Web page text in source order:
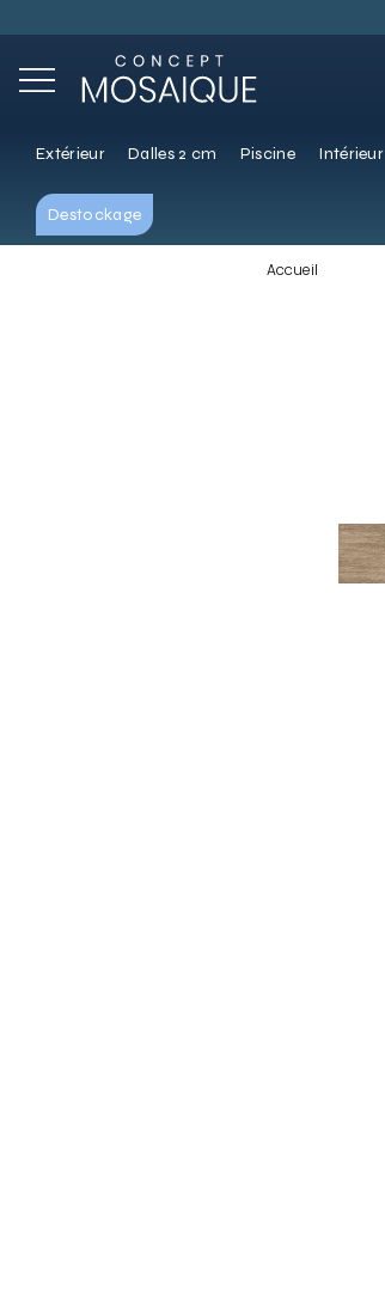
Extérieur Dalles 2 cm Piscine Intérieur
Destockage
Accueil